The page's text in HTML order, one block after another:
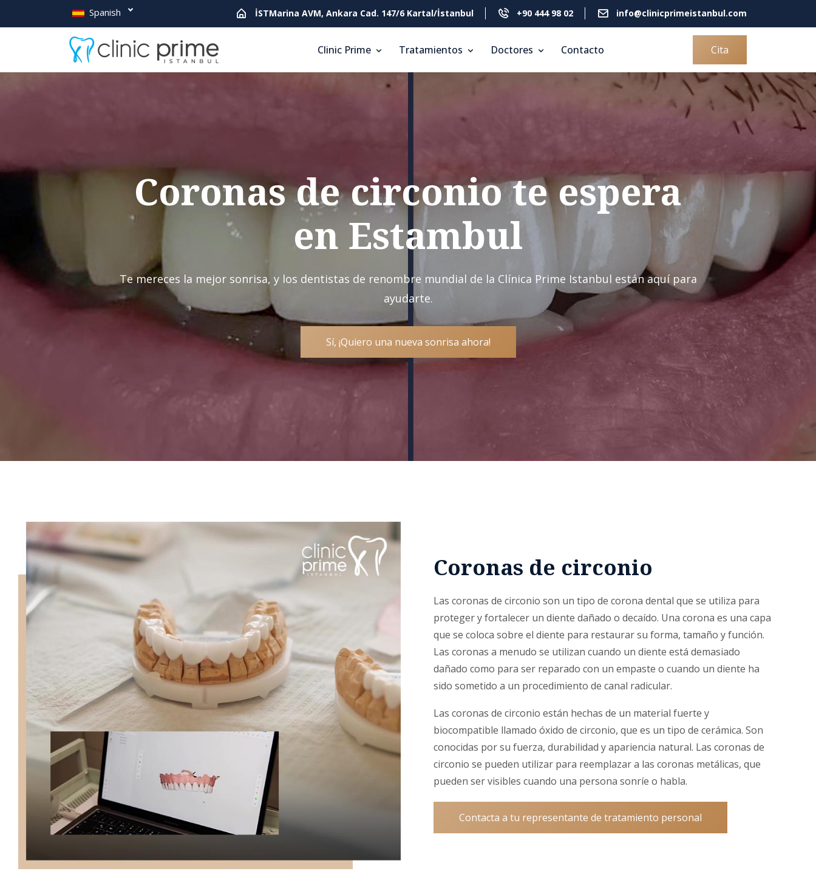
Spanish İSTMarina AVM, Ankara Cad. 147/6 Kartal/İstanbul +90 444 98 02 info@clinicprimeistanbul.com
Clinic Prime Tratamientos Doctores Contacto Cita
Coronas de circonio te espera
en Estambul
Te mereces la mejor sonrisa, y los dentistas de renombre mundial de la Clínica Prime Istanbul están aquí para
ayudarte.
Sí, ¡Quiero una nueva sonrisa ahora!
Coronas de circonio
Las coronas de circonio son un tipo de corona dental que se utiliza para
proteger y fortalecer un diente dañado o decaído. Una corona es una capa
que se coloca sobre el diente para restaurar su forma, tamaño y función.
Las coronas a menudo se utilizan cuando un diente está demasiado
dañado como para ser reparado con un empaste o cuando un diente ha
sido sometido a un procedimiento de canal radicular.
Las coronas de circonio están hechas de un material fuerte y
biocompatible llamado óxido de circonio, que es un tipo de cerámica. Son
conocidas por su fuerza, durabilidad y apariencia natural. Las coronas de
circonio se pueden utilizar para reemplazar a las coronas metálicas, que
pueden ser visibles cuando una persona sonríe o habla.
Contacta a tu representante de tratamiento personal